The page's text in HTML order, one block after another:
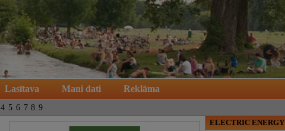
Lasītava Mani dati Reklāma
4 5 6 7 8 9
ELECTRIC ENERGY